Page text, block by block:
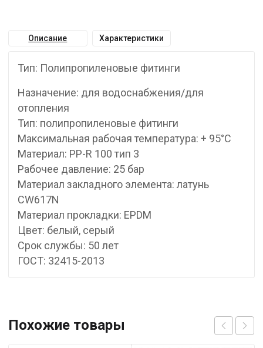
Описание Характеристики
Тип: Полипропиленовые фитинги
Назначение: для водоснабжения/для
отопления
Тип: полипропиленовые фитинги
Максимальная рабочая температура: + 95°С
Материал: PP-R 100 тип 3
Рабочее давление: 25 бар
Материал закладного элемента: латунь
CW617N
Материал прокладки: EPDM
Цвет: белый, серый
Срок службы: 50 лет
ГОСТ: 32415-2013
Похожие товары